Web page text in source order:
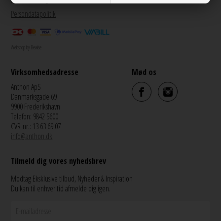
Persondatapolitik
Webshop by Bewise
Virksomhedsadresse
Anthon ApS
Danmarksgade 69
9900 Frederikshavn
Telefon: 9842 5600
CVR-nr.: 13 63 69 07
info@anthon.dk
Mød os
Tilmeld dig vores nyhedsbrev
Modtag Eksklusive tilbud, Nyheder & Inspiration
Du kan til enhver tid afmelde dig igen.